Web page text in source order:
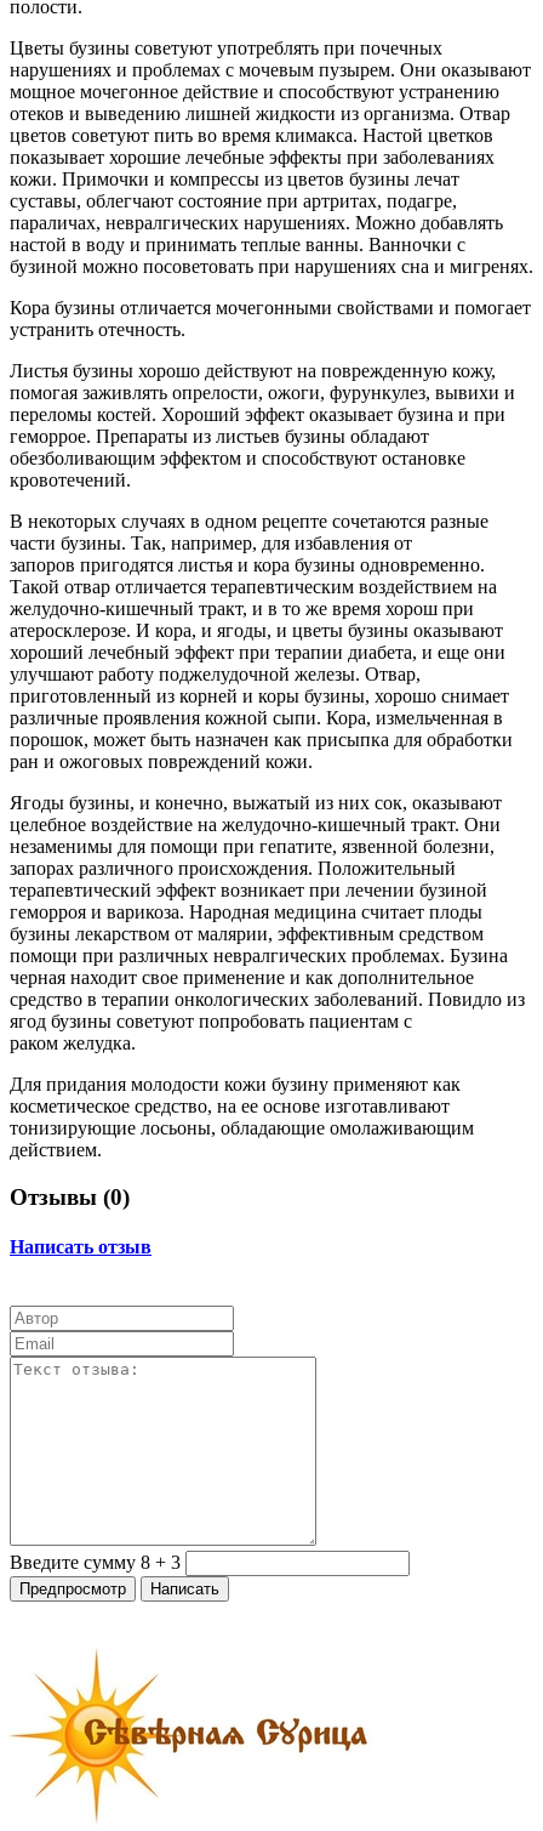
полости.
Цветы бузины советуют употреблять при почечных
нарушениях и проблемах с мочевым пузырем. Они оказывают
мощное мочегонное действие и способствуют устранению
отеков и выведению лишней жидкости из организма. Отвар
цветов советуют пить во время климакса. Настой цветков
показывает хорошие лечебные эффекты при заболеваниях
кожи. Примочки и компрессы из цветов бузины лечат
суставы, облегчают состояние при артритах, подагре,
параличах, невралгических нарушениях. Можно добавлять
настой в воду и принимать теплые ванны. Ванночки с
бузиной можно посоветовать при нарушениях сна и мигренях.
Кора бузины отличается мочегонными свойствами и помогает
устранить отечность.
Листья бузины хорошо действуют на поврежденную кожу,
помогая заживлять опрелости, ожоги, фурункулез, вывихи и
переломы костей. Хороший эффект оказывает бузина и при
геморрое. Препараты из листьев бузины обладают
обезболивающим эффектом и способствуют остановке
кровотечений.
В некоторых случаях в одном рецепте сочетаются разные
части бузины. Так, например, для избавления от
запоров пригодятся листья и кора бузины одновременно.
Такой отвар отличается терапевтическим воздействием на
желудочно-кишечный тракт, и в то же время хорош при
атеросклерозе. И кора, и ягоды, и цветы бузины оказывают
хороший лечебный эффект при терапии диабета, и еще они
улучшают работу поджелудочной железы. Отвар,
приготовленный из корней и коры бузины, хорошо снимает
различные проявления кожной сыпи. Кора, измельченная в
порошок, может быть назначен как присыпка для обработки
ран и ожоговых повреждений кожи.
Ягоды бузины, и конечно, выжатый из них сок, оказывают
целебное воздействие на желудочно-кишечный тракт. Они
незаменимы для помощи при гепатите, язвенной болезни,
запорах различного происхождения. Положительный
терапевтический эффект возникает при лечении бузиной
геморроя и варикоза. Народная медицина считает плоды
бузины лекарством от малярии, эффективным средством
помощи при различных невралгических проблемах. Бузина
черная находит свое применение и как дополнительное
средство в терапии онкологических заболеваний. Повидло из
ягод бузины советуют попробовать пациентам с
раком желудка.
Для придания молодости кожи бузину применяют как
косметическое средство, на ее основе изготавливают
тонизирующие лосьоны, обладающие омолаживающим
действием.
Отзывы (0)
Написать отзыв
Введите сумму 8 + 3